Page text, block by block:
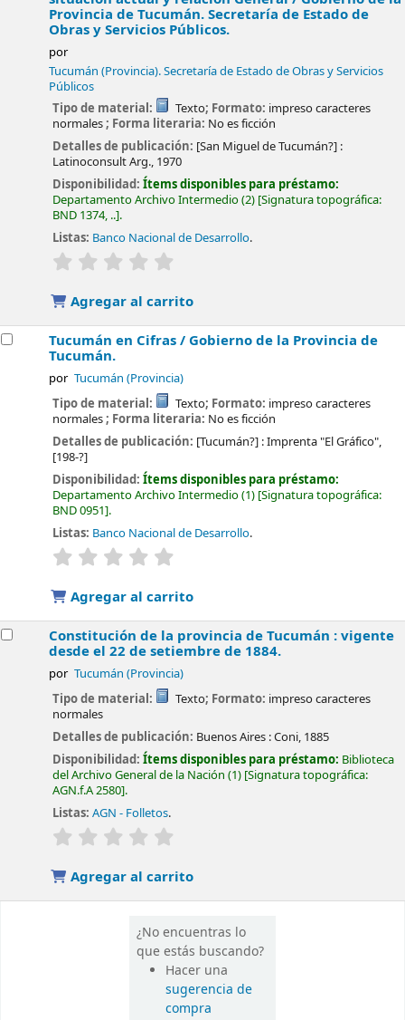
Provincia de Tucumán. Secretaría de Estado de
Obras y Servicios Públicos.
por
Tucumán (Provincia). Secretaría de Estado de Obras y Servicios
Públicos
Tipo de material: Texto; Formato: impreso caracteres
normales; Forma literaria: No es ficción
Detalles de publicación: [San Miguel de Tucumán?] :
Latinoconsult Arg., 1970
Disponibilidad:Ítems disponibles para préstamo:
Departamento Archivo Intermedio(2) Signatura topográfica:
BND 1374, .. .
Listas: Banco Nacional de Desarrollo.
valoración
Agregar al carrito
Tucumán en Cifras / Gobierno de la Provincia de
Tucumán.
por Tucumán (Provincia)
Tipo de material: Texto; Formato: impreso caracteres
normales; Forma literaria: No es ficción
Detalles de publicación: [Tucumán?] :Imprenta "El Gráfico",
[198-?]
Disponibilidad:Ítems disponibles para préstamo:
Departamento Archivo Intermedio(1) Signatura topográfica:
BND 0951 .
Listas: Banco Nacional de Desarrollo.
valoración
Agregar al carrito
Constitución de la provincia de Tucumán : vigente
desde el 22 de setiembre de 1884.
por Tucumán (Provincia)
Tipo de material: Texto; Formato: impreso caracteres
normales
Detalles de publicación: Buenos Aires :Coni, 1885
Disponibilidad:Ítems disponibles para préstamo: Biblioteca
del Archivo General de la Nación (1) Signatura topográfica:
AGN.f.A 2580 .
Listas: AGN - Folletos.
valoración
Agregar al carrito
¿No encuentras lo
que estás buscando?
Hacer una
sugerencia de
compra